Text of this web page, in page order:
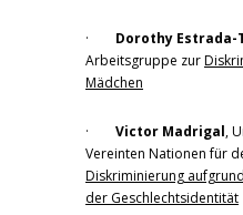
· Dorothy Estrada-
Arbeitsgruppe zur
Mädchen
· Victor Madrigal,
Vereinten Nationen für
Diskriminierung
der Geschlechtsidentität